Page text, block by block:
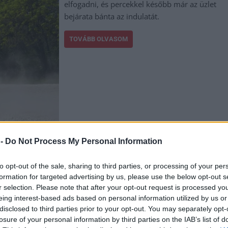
Do Not Process My Personal Information
opt-out of the sale, sharing to third parties, or processing of your
for targeted advertising by us, please use the below opt-out
selection. Please note that after your opt-out request is processed
interest-based ads based on personal information utilized by us
to third parties prior to your opt-out. You may separately
of your personal information by third parties on the IAB’s list of
elfogadni, és percekkel később már az üzlet
bejárata bánta az indulatát.
TOVÁBB OLVASOM
,mezőtúr,pékség,rendőrség,rongálás,szemetes
számoltak be a szolnoki börtönből
Az ország több büntetés-végrehajtási
intézetéből is hasonló panaszok érkeztek a